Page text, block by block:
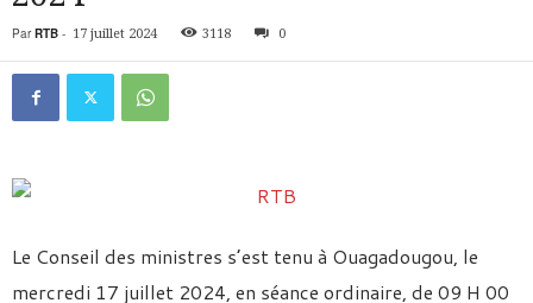
Par RTB - 17 juillet 2024 3118 0
Le Conseil des ministres s’est tenu à Ouagadougou, le
mercredi 17 juillet 2024, en séance ordinaire, de 09 H 00